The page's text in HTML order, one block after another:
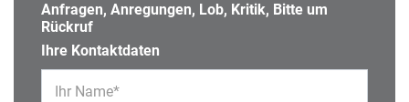
Anfragen, Anregungen, Lob, Kritik, Bitte um
Rückruf
Ihre Kontaktdaten
Ihr Name*